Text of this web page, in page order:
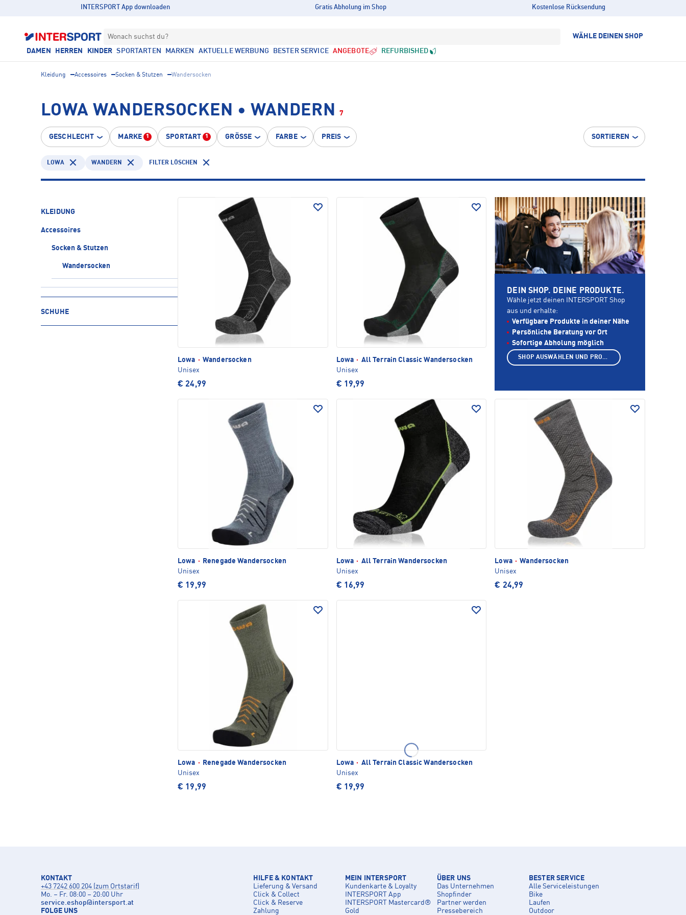
INTERSPORT App downloaden Gratis Abholung im Shop Kostenlose Rücksendung
Wonach suchst du? WÄHLE DEINEN SHOP
DAMEN HERREN KINDER SPORTARTEN MARKEN AKTUELLE WERBUNG BESTER SERVICE ANGEBOTE REFURBISHED
Kleidung Accessoires Socken & Stutzen Wandersocken
LOWA WANDERSOCKEN • WANDERN 7
GESCHLECHT MARKE 1 SPORTART 1 GRÖSSE FARBE PREIS SORTIEREN
LOWA WANDERN FILTER LÖSCHEN
KLEIDUNG
Accessoires
Socken & Stutzen
Wandersocken
SCHUHE
Lowa · Wandersocken
Unisex
€ 24,99
Lowa · All Terrain Classic Wandersocken
Unisex
€ 19,99
Lowa ·
Renegade Wandersocken
Unisex
€ 19,99
Lowa · All Terrain Wandersocken
Unisex
€ 16,99
Lowa · Wandersocken
Unisex
€ 24,99
Lowa ·
Renegade Wandersocken
Unisex
€ 19,99
Lowa · All Terrain Classic Wandersocken
Unisex
€ 19,99
DEIN SHOP. DEINE PRODUKTE.
Wähle jetzt deinen INTERSPORT Shop
aus und erhalte:
Verfügbare Produkte in deiner Nähe
Persönliche Beratung vor Ort
Sofortige Abholung möglich
SHOP AUSWÄHLEN UND PRODUKTE ANZEIGEN
KONTAKT
+43 7242 600 204 (zum Ortstarif)
Mo. – Fr. 08:00 – 20:00 Uhr
service.eshop@intersport.at
FOLGE UNS
HILFE & KONTAKT
Lieferung & Versand
Click & Collect
Click & Reserve
Zahlung
MEIN INTERSPORT
Kundenkarte & Loyalty
INTERSPORT App
INTERSPORT Mastercard®
Gold
ÜBER UNS
Das Unternehmen
Shopfinder
Partner werden
Pressebereich
BESTER SERVICE
Alle Serviceleistungen
Bike
Laufen
Outdoor